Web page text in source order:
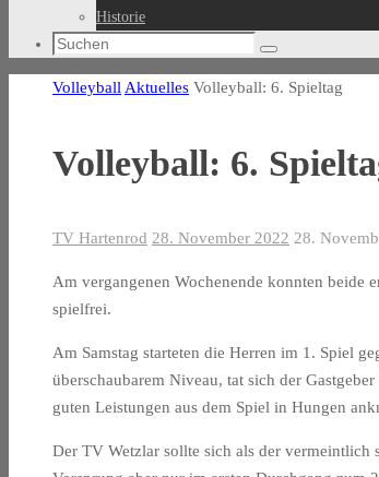
Historie
Suchen
Suchen
Start
Volleyball Aktuelles Volleyball: 6. Spieltag
Volleyball: 6.
TV Hartenrod 28. November 2022 28.
Am vergangenen Wochenende konnten beide
spielfrei.
Am Samstag starteten die Herren im 1. Spiel
überschaubarem Niveau, tat sich der
guten Leistungen aus dem Spiel in Hungen
Der TV Wetzlar sollte sich als der vermeintlich